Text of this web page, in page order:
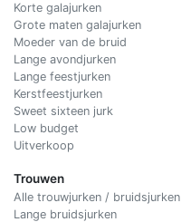
Korte galajurken
Grote maten galajurken
Moeder van de bruid
Lange avondjurken
Lange feestjurken
Kerstfeestjurken
Sweet sixteen jurk
Low budget
Uitverkoop
Trouwen
Alle trouwjurken / bruidsjurken
Lange bruidsjurken